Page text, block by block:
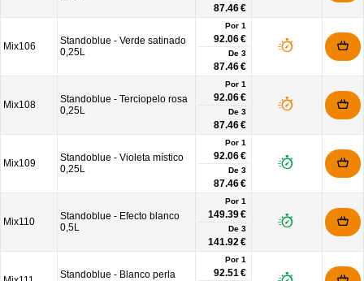
87.46 €
Mix106
Standoblue - Verde satinado
0,25L
Por 1
92.06 €
De 3
87.46 €
Mix108
Standoblue - Terciopelo rosa
0,25L
Por 1
92.06 €
De 3
87.46 €
Mix109
Standoblue - Violeta místico
0,25L
Por 1
92.06 €
De 3
87.46 €
Mix110
Standoblue - Efecto blanco
0,5L
Por 1
149.39 €
De 3
141.92 €
Standoblue - Blanco perla
Por 1
92.51 €